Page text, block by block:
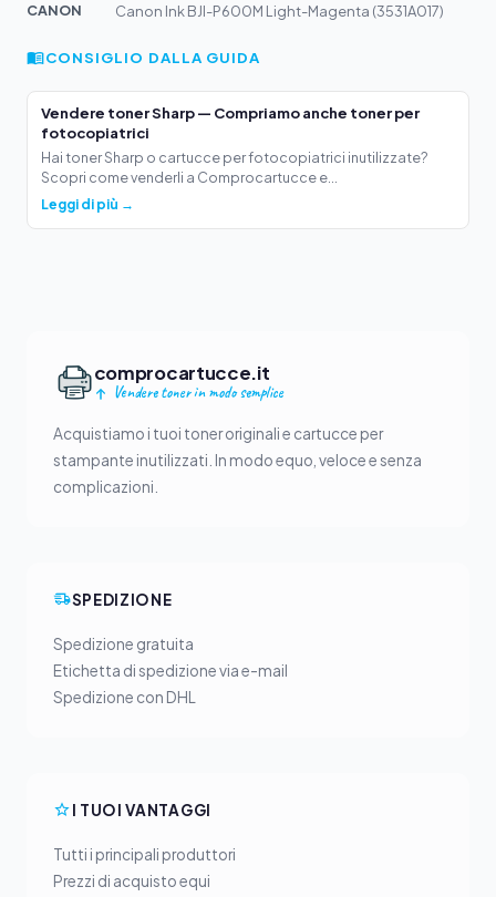
CANON
Canon Ink BJI-P600M Light-Magenta (3531A017)
CONSIGLIO DALLA GUIDA
Vendere toner Sharp — Compriamo anche toner per
fotocopiatrici
Hai toner Sharp o cartucce per fotocopiatrici inutilizzate?
Scopri come venderli a Comprocartucce e...
Leggi di più →
comprocartucce.it
Vendere toner in modo semplice
Acquistiamo i tuoi toner originali e cartucce per
stampante inutilizzati. In modo equo, veloce e senza
complicazioni.
SPEDIZIONE
Spedizione gratuita
Etichetta di spedizione via e-mail
Spedizione con DHL
I TUOI VANTAGGI
Tutti i principali produttori
Prezzi di acquisto equi